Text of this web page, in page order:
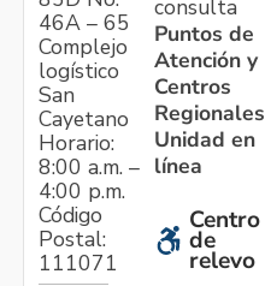
46A – 65
Complejo
logístico
San
Cayetano
Horario:
8:00 a.m. –
4:00 p.m.
Código
Postal:
111071
consulta
Puntos de
Atención y
Centros
Regionales
Unidad en
línea
Centro
de
relevo